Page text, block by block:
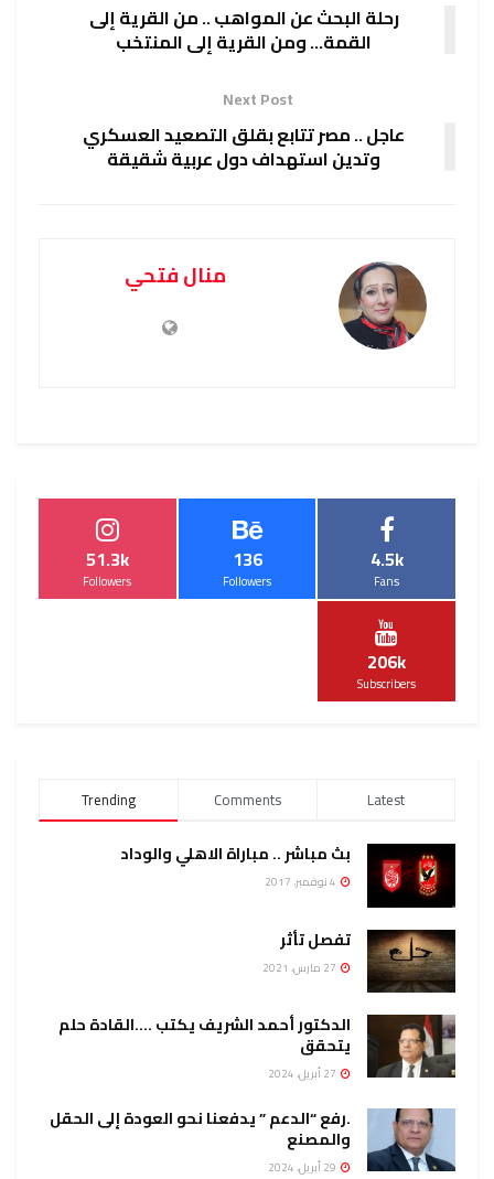
رحلة البحث عن المواهب .. من القرية إلى
القمة… ومن القرية إلى المنتخب
Next Post
عاجل .. مصر تتابع بقلق التصعيد العسكري
وتدين استهداف دول عربية شقيقة
منال فتحي
4.5k
Fans
136
Followers
51.3k
Followers
206k
Subscribers
Trending Comments Latest
بث مباشر .. مباراة الاهلي والوداد
تفصل تأثر
الدكتور أحمد الشريف يكتب ….القادة حلم
يتحقق
.رفع “الدعم ” يدفعنا نحو العودة إلى الحقل
والمصنع